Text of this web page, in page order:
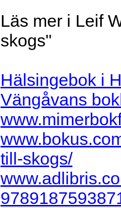
Läs mer i Leif
skogs"
Hälsingebok i
Vängåvans
till-skogs/